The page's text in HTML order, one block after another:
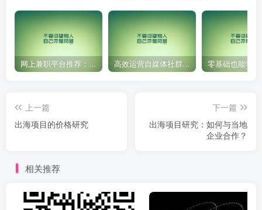
网上兼职平台推荐：国外网赚任务！ 高效运营自媒体社群，让内容更有价值！
上一篇
出海项目的价格研究
下一篇
出海项目研究：如何与当地
企业合作？
相关推荐